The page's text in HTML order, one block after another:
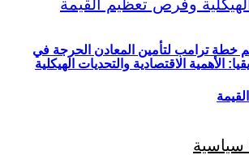
خطة ترامب لتأمين المعادن الحرجة في
الأهمية الاقتصادية والتحديات الهيكلية
سياسية